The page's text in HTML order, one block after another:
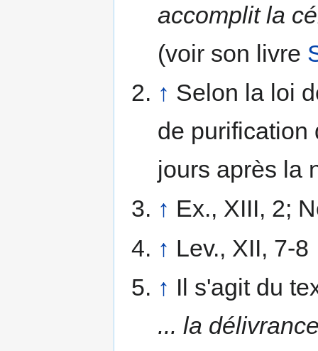
accomplit la
(voir son livre
↑ Selon la loi
de purification
jours après la
↑ Ex., XIII, 2;
↑ Lev., XII, 7-8
↑ Il s'agit du
... la